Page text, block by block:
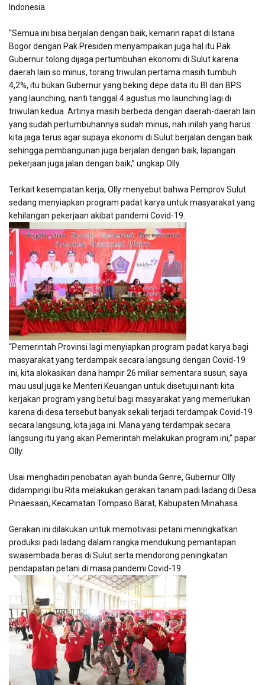
Indonesia.
“Semua ini bisa berjalan dengan baik, kemarin rapat di Istana
Bogor dengan Pak Presiden menyampaikan juga hal itu Pak
Gubernur tolong dijaga pertumbuhan ekonomi di Sulut karena
daerah lain so minus, torang triwulan pertama masih tumbuh
4,2%, itu bukan Gubernur yang beking depe data itu BI dan BPS
yang launching, nanti tanggal 4 agustus mo launching lagi di
triwulan kedua. Artinya masih berbeda dengan daerah-daerah lain
yang sudah pertumbuhannya sudah minus, nah inilah yang harus
kita jaga terus agar supaya ekonomi di Sulut berjalan dengan baik
sehingga pembangunan juga berjalan dengan baik, lapangan
pekerjaan juga jalan dengan baik,” ungkap Olly.
Terkait kesempatan kerja, Olly menyebut bahwa Pemprov Sulut
sedang menyiapkan program padat karya untuk masyarakat yang
kehilangan pekerjaan akibat pandemi Covid-19.
“Pemerintah Provinsi lagi menyiapkan program padat karya bagi
masyarakat yang terdampak secara langsung dengan Covid-19
ini, kita alokasikan dana hampir 26 miliar sementara susun, saya
mau usul juga ke Menteri Keuangan untuk disetujui nanti kita
kerjakan program yang betul bagi masyarakat yang memerlukan
karena di desa tersebut banyak sekali terjadi terdampak Covid-19
secara langsung, kita jaga ini. Mana yang terdampak secara
langsung itu yang akan Pemerintah melakukan program ini,” papar
Olly.
Usai menghadiri penobatan ayah bunda Genre, Gubernur Olly
didampingi Ibu Rita melakukan gerakan tanam padi ladang di Desa
Pinaesaan, Kecamatan Tompaso Barat, Kabupaten Minahasa.
Gerakan ini dilakukan untuk memotivasi petani meningkatkan
produksi padi ladang dalam rangka mendukung pemantapan
swasembada beras di Sulut serta mendorong peningkatan
pendapatan petani di masa pandemi Covid-19.